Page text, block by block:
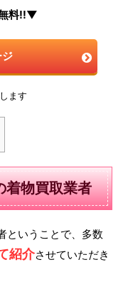
料!!▼
ます
着物買取業者
ということで、多数
紹介させていただき